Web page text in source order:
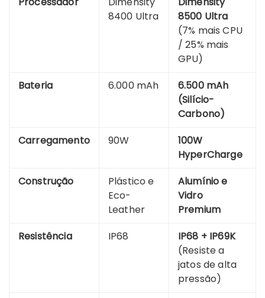
8400 Ultra
8500 Ultra
(7% mais CPU
/ 25% mais
GPU)
Bateria
6.000 mAh
6.500 mAh
(Silício-
Carbono)
Carregamento
90W
100W
HyperCharge
Construção
Plástico e
Eco-
Leather
Alumínio e
Vidro
Premium
Resistência
IP68
IP68 + IP69K
(Resiste a
jatos de alta
pressão)